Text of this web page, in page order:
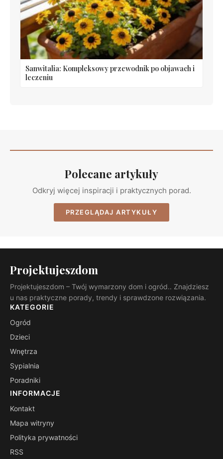
Sanwitalia: Kompleksowy przewodnik po objawach i
leczeniu
Polecane artykuły
Odkryj więcej inspiracji i praktycznych porad.
PRZEGLĄDAJ ARTYKUŁY
Projektujeszdom
Projektujeszdom – Twój wymarzony dom i ogród.. Znajdziesz
u nas praktyczne porady, trendy i sprawdzone rozwiązania.
KATEGORIE
Ogród
Dzieci
Wnętrza
Sypialnia
Poradniki
INFORMACJE
Kontakt
Mapa witryny
Polityka prywatności
RSS